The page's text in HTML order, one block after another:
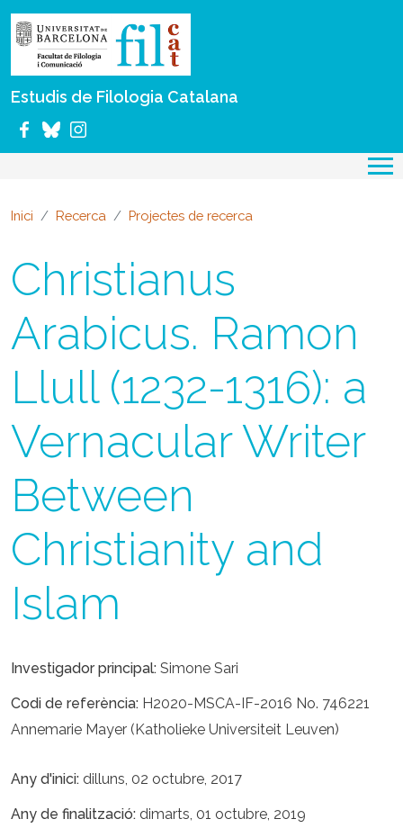
Estudis de Filologia Catalana
Inici Recerca Projectes de recerca
Christianus
Arabicus. Ramon
Llull (1232-1316): a
Vernacular Writer
Between
Christianity and
Islam
Investigador principal Simone Sari
Codi de referència H2020-MSCA-IF-2016 No. 746221
Annemarie Mayer (Katholieke Universiteit Leuven)
Any d'inici dilluns, 02 octubre, 2017
Any de finalització dimarts, 01 octubre, 2019